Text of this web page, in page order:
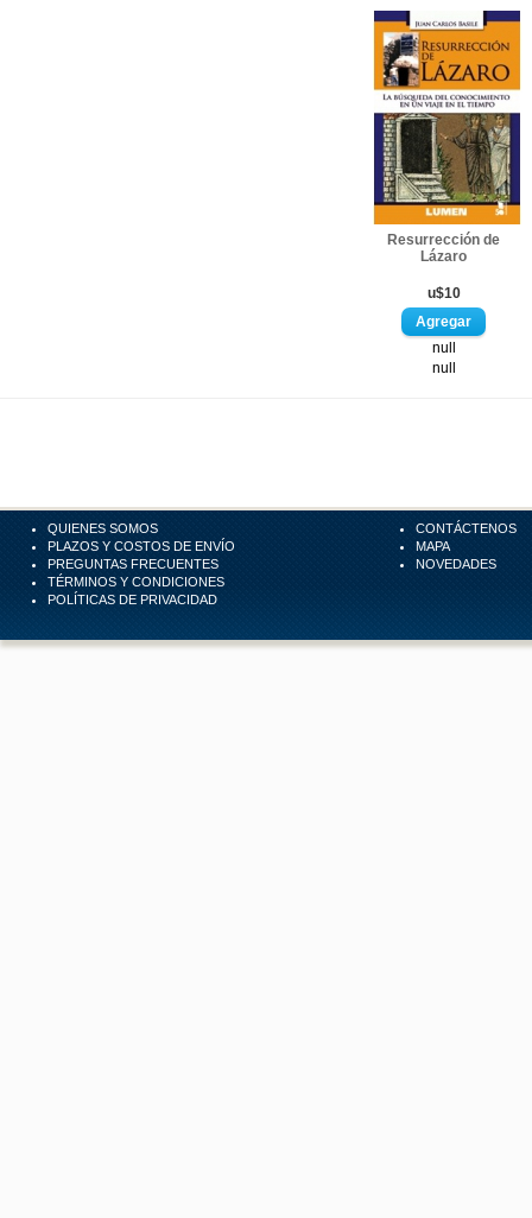
Resurrección de
Lázaro
u$10
null
null
QUIENES SOMOS
PLAZOS Y COSTOS DE ENVÍO
PREGUNTAS FRECUENTES
TÉRMINOS Y CONDICIONES
POLÍTICAS DE PRIVACIDAD
CONTÁCTENOS
MAPA
NOVEDADES